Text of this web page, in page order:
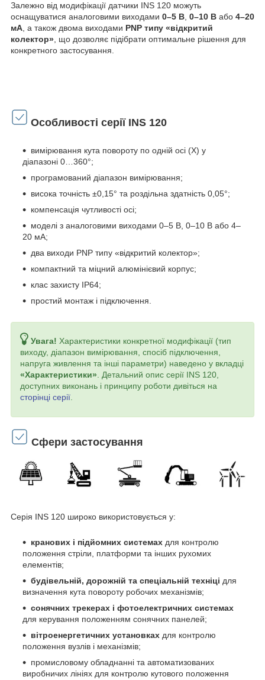
Залежно від модифікації датчики INS 120 можуть
оснащуватися аналоговими виходами 0–5 В 0–10 В або 4–20
мА , а також двома виходами PNP типу «відкритий
колектор» , що дозволяє підібрати оптимальне рішення для
конкретного застосування.
Особливості серії INS 120
вимірювання кута повороту по одній осі (X) у
діапазоні 0…360°;
програмований діапазон вимірювання;
висока точність ±0,15° та роздільна здатність 0,05°;
компенсація чутливості осі;
моделі з аналоговими виходами 0–5 В, 0–10 В або 4–
20 мА;
два виходи PNP типу «відкритий колектор»;
компактний та міцний алюмінієвий корпус;
клас захисту IP64;
простий монтаж і підключення.
Увага! Характеристики конкретної модифікації (тип
виходу, діапазон вимірювання, спосіб підключення,
напруга живлення та інші параметри) наведено у вкладці
«Характеристики» . Детальний опис серії INS 120,
доступних виконань і принципу роботи дивіться на
сторінці серії
Сфери застосування
Серія INS 120 широко використовується у:
кранових і підйомних системах для контролю
положення стріли, платформи та інших рухомих
елементів;
будівельній, дорожній та спеціальній техніці для
визначення кута повороту робочих механізмів;
сонячних трекерах і фотоелектричних системах
для керування положенням сонячних панелей;
вітроенергетичних установках для контролю
положення вузлів і механізмів;
промисловому обладнанні та автоматизованих
виробничих лініях для контролю кутового положення